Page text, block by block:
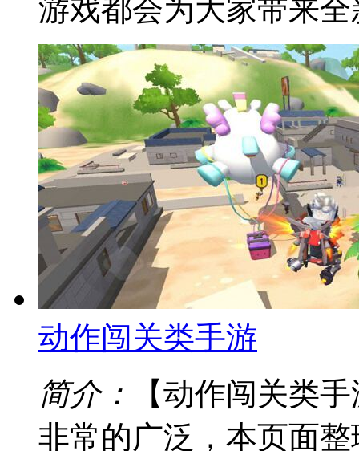
游戏都会为大家带来
动作闯关类手游
简介：
【动作闯关类
非常的广泛，本页面